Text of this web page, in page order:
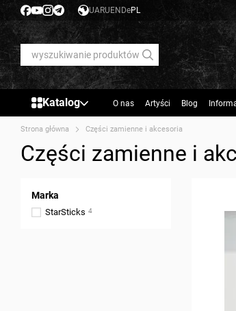
Przejdź do głównej treści
UARU EN DePL
Katalog O nas Artyści Blog
Strona główna Części zamienne i akcesoria
Części zamienne i
Marka
StarSticks 4